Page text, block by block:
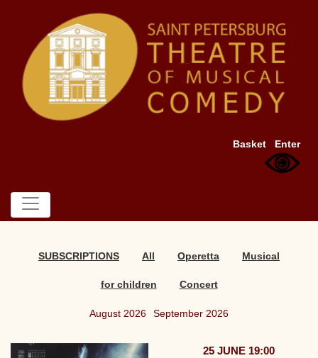
Basket Enter
SUBSCRIPTIONS All Operetta Musical
for children Concert
August 2026 September 2026
25 JUNE 19:00